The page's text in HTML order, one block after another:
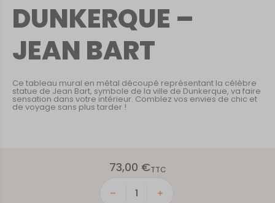
DUNKERQUE –
JEAN BART
Ce tableau mural en métal découpé représentant la célèbre
statue de Jean Bart, symbole de la ville de Dunkerque, va faire
sensation dans votre intérieur. Comblez vos envies de chic et
de voyage sans plus tarder !
73,00 €TTC
quantité